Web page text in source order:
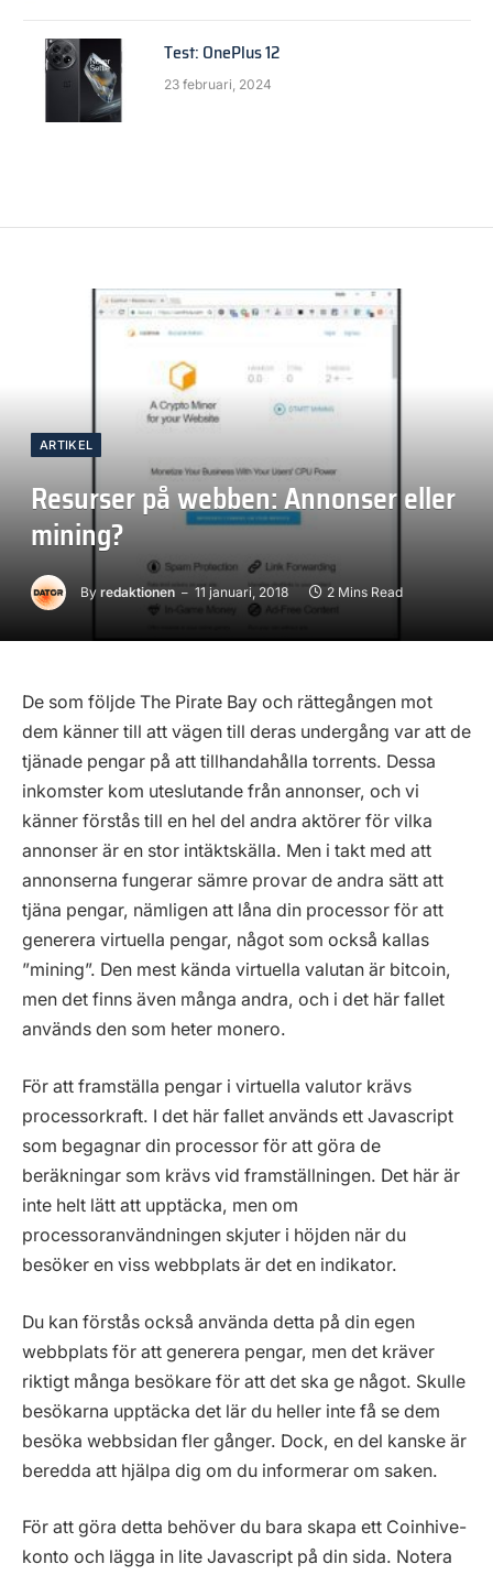
Test: OnePlus 12
23 februari, 2024
ARTIKEL
Resurser på webben: Annonser eller
mining?
By redaktionen 11 januari, 2018 2 Mins Read
De som följde The Pirate Bay och rättegången mot
dem känner till att vägen till deras undergång var att de
tjänade pengar på att tillhandahålla torrents. Dessa
inkomster kom uteslutande från annonser, och vi
känner förstås till en hel del andra aktörer för vilka
annonser är en stor intäktskälla. Men i takt med att
annonserna fungerar sämre provar de andra sätt att
tjäna pengar, nämligen att låna din processor för att
generera virtuella pengar, något som också kallas
”mining”. Den mest kända virtuella valutan är bitcoin,
men det finns även många andra, och i det här fallet
används den som heter monero.
För att framställa pengar i virtuella valutor krävs
processorkraft. I det här fallet används ett Javascript
som begagnar din processor för att göra de
beräkningar som krävs vid framställningen. Det här är
inte helt lätt att upptäcka, men om
processoranvändningen skjuter i höjden när du
besöker en viss webbplats är det en indikator.
Du kan förstås också använda detta på din egen
webbplats för att generera pengar, men det kräver
riktigt många besökare för att det ska ge något. Skulle
besökarna upptäcka det lär du heller inte få se dem
besöka webbsidan fler gånger. Dock, en del kanske är
beredda att hjälpa dig om du informerar om saken.
För att göra detta behöver du bara skapa ett Coinhive-
konto och lägga in lite Javascript på din sida. Notera